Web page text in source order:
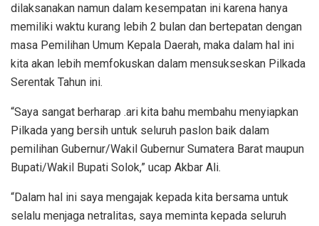
dilaksanakan namun dalam kesempatan ini karena hanya
memiliki waktu kurang lebih 2 bulan dan bertepatan dengan
masa Pemilihan Umum Kepala Daerah, maka dalam hal ini
kita akan lebih memfokuskan dalam mensukseskan Pilkada
Serentak Tahun ini.
“Saya sangat berharap .ari kita bahu membahu menyiapkan
Pilkada yang bersih untuk seluruh paslon baik dalam
pemilihan Gubernur/Wakil Gubernur Sumatera Barat maupun
Bupati/Wakil Bupati Solok,” ucap Akbar Ali.
“Dalam hal ini saya mengajak kepada kita bersama untuk
selalu menjaga netralitas, saya meminta kepada seluruh